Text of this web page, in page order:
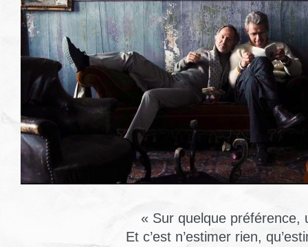
« Sur quelque préférence,
Et c’est n’estimer rien,